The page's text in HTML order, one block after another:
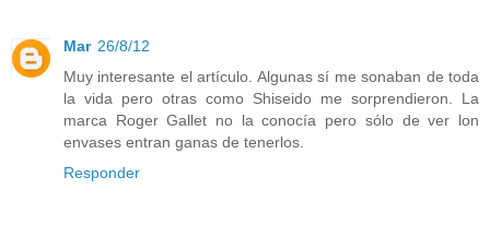
Mar 26/8/12
Muy interesante el artículo. Algunas sí me sonaban de toda
la vida pero otras como Shiseido me sorprendieron. La
marca Roger Gallet no la conocía pero sólo de ver lon
envases entran ganas de tenerlos.
Responder